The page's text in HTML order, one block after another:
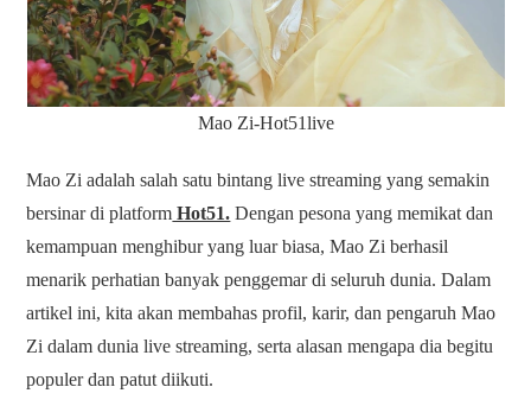
Mao Zi-Hot51live
Mao Zi adalah salah satu bintang live streaming yang semakin
bersinar di platform Hot51. Dengan pesona yang memikat dan
kemampuan menghibur yang luar biasa, Mao Zi berhasil
menarik perhatian banyak penggemar di seluruh dunia. Dalam
artikel ini, kita akan membahas profil, karir, dan pengaruh Mao
Zi dalam dunia live streaming, serta alasan mengapa dia begitu
populer dan patut diikuti.